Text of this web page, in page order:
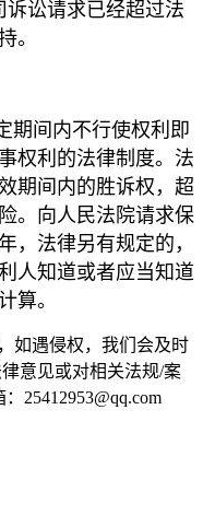
诉讼请求已经超过法
。
期间内不行使权利即
权利的法律制度。法
期间内的胜诉权，超
。向人民法院请求保
，法律另有规定的，
人知道或者应当知道
算。
如遇侵权，我们会及时
意见或对相关法规/案
25412953@qq.com